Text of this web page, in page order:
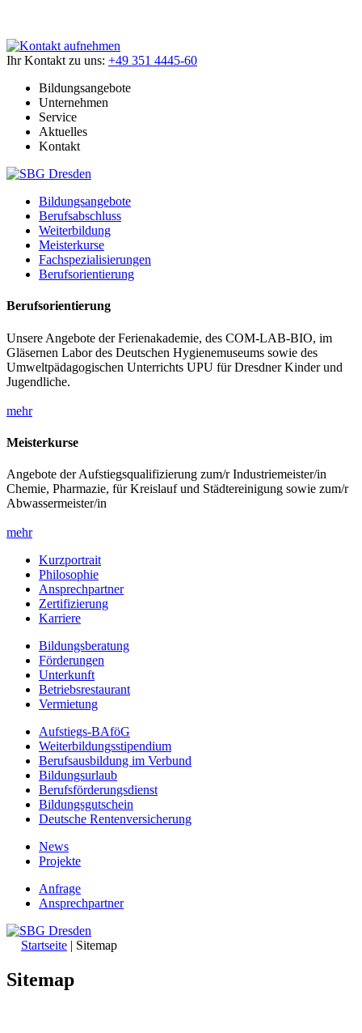
Ihr Kontakt zu uns: +49 351 4445-60
Bildungsangebote
Unternehmen
Service
Aktuelles
Kontakt
Bildungsangebote
Berufsabschluss
Weiterbildung
Meisterkurse
Fachspezialisierungen
Berufsorientierung
Berufsorientierung
Unsere Angebote der Ferienakademie, des COM-LAB-BIO, im
Gläsernen Labor des Deutschen Hygienemuseums sowie des
Umweltpädagogischen Unterrichts UPU für Dresdner Kinder und
Jugendliche.
mehr
Meisterkurse
Angebote der Aufstiegsqualifizierung zum/r Industriemeister/in
Chemie, Pharmazie, für Kreislauf und Städtereinigung sowie zum/r
Abwassermeister/in
mehr
Kurzportrait
Philosophie
Ansprechpartner
Zertifizierung
Karriere
Bildungsberatung
Förderungen
Unterkunft
Betriebsrestaurant
Vermietung
Aufstiegs-BAföG
Weiterbildungsstipendium
Berufsausbildung im Verbund
Bildungsurlaub
Berufsförderungsdienst
Bildungsgutschein
Deutsche Rentenversicherung
News
Projekte
Anfrage
Ansprechpartner
Startseite | Sitemap
Sitemap